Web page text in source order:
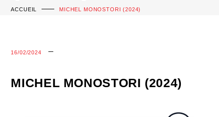
ACCUEIL MICHEL MONOSTORI (2024)
16/02/2024
MICHEL MONOSTORI (2024)